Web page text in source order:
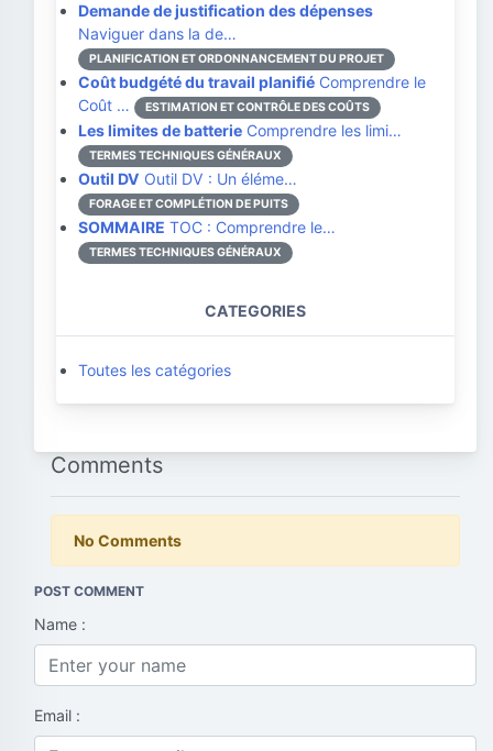
Demande de justification des dépenses
Naviguer dans la de…
PLANIFICATION ET ORDONNANCEMENT DU PROJET
Coût budgété du travail planifié Comprendre le
Coût …
ESTIMATION ET CONTRÔLE DES COÛTS
Les limites de batterie Comprendre les limi…
TERMES TECHNIQUES GÉNÉRAUX
Outil DV Outil DV : Un éléme…
FORAGE ET COMPLÉTION DE PUITS
SOMMAIRE TOC : Comprendre le…
TERMES TECHNIQUES GÉNÉRAUX
CATEGORIES
Toutes les catégories
Comments
No Comments
POST COMMENT
Name :
Email :